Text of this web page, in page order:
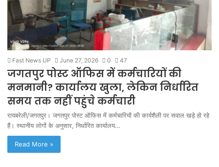
Fast News UP June 27, 2026 0 47
जगतपुर पोस्ट ऑफिस में कर्मचारियों की
मनमानी? कार्यालय खुला, लेकिन निर्धारित
समय तक नहीं पहुंचे कर्मचारी
रायबरेली/जगतपुर। जगतपुर पोस्ट ऑफिस में कर्मचारियों की कार्यशैली पर सवाल खड़े हो रहे
हैं। स्थानीय लोगों के अनुसार, निर्धारित कार्यालय…
Read More »